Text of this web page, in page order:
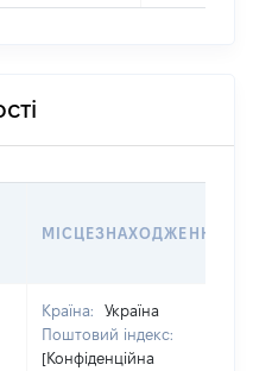
МІСЦЕЗНАХОДЖЕННЯ
Країна:
Україна
Поштовий індекс:
[Конфіденційна